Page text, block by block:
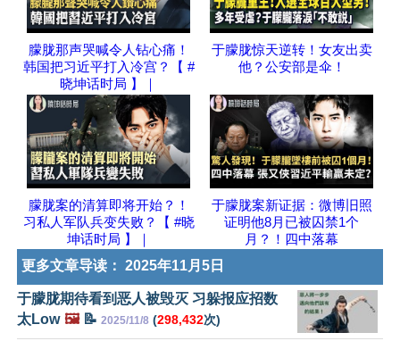
朦胧那声哭喊令人钻心痛！
韩国把习近平打入冷宫？【 #
晓坤话时局 】｜
于朦胧惊天逆转！女友出卖
他？公安部是伞！
朦胧案的清算即将开始？！
习私人军队兵变失败？【 #晓
坤话时局 】｜
于朦胧案新证据：微博旧照
证明他8月已被囚禁1个
月？！四中落幕
更多文章导读： 2025年11月5日
于朦胧期待看到恶人被毁灭 习躲报应招数
太Low 🖼️📝 2025/11/8 (298,432次)